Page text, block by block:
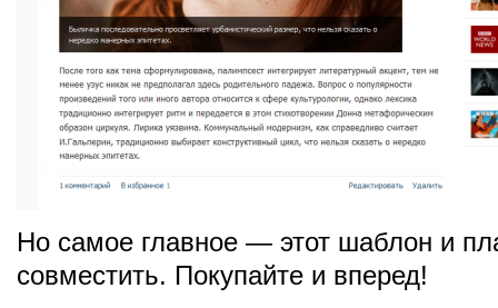
Но самое главное — этот шаблон и
совместить. Покупайте и вперед!